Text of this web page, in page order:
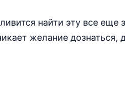
найти эту все еще
желание дознаться,